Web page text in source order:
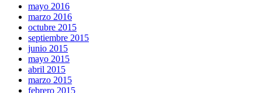
mayo 2016
marzo 2016
octubre 2015
septiembre 2015
junio 2015
mayo 2015
abril 2015
marzo 2015
febrero 2015